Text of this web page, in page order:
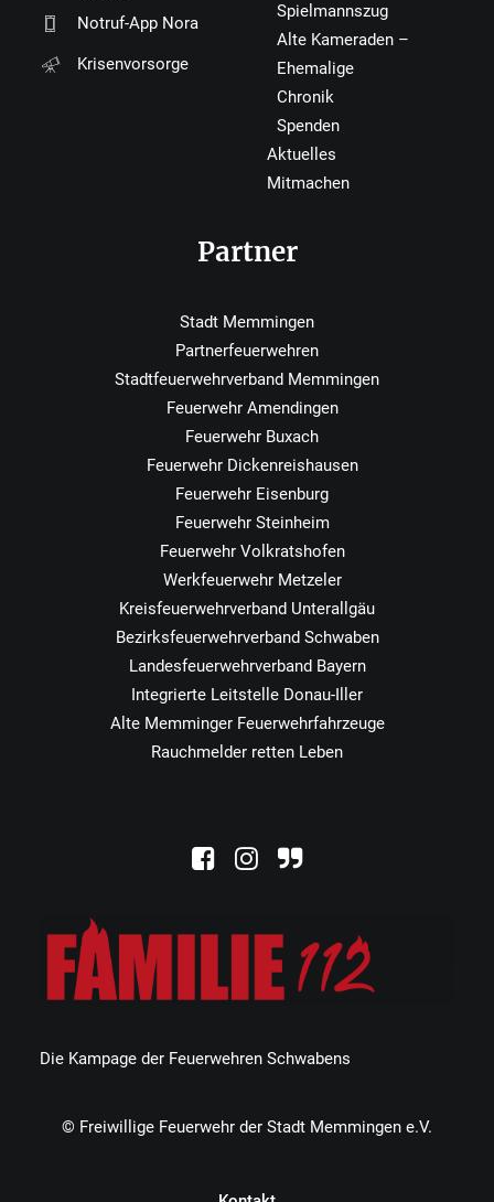
Die Kampage der Feuerwehren Schwabens
Notruf-App Nora
Krisenvorsorge
Spielmannszug
Alte Kameraden –
Ehemalige
Chronik
Spenden
Aktuelles
Mitmachen
Partner
Stadt Memmingen
Partnerfeuerwehren
Stadtfeuerwehrverband Memmingen
Feuerwehr Amendingen
Feuerwehr Buxach
Feuerwehr Dickenreishausen
Feuerwehr Eisenburg
Feuerwehr Steinheim
Feuerwehr Volkratshofen
Werkfeuerwehr Metzeler
Kreisfeuerwehrverband Unterallgäu
Bezirksfeuerwehrverband Schwaben
Landesfeuerwehrverband Bayern
Integrierte Leitstelle Donau-Iller
Alte Memminger Feuerwehrfahrzeuge
Rauchmelder retten Leben
© Freiwillige Feuerwehr der Stadt Memmingen e.V.